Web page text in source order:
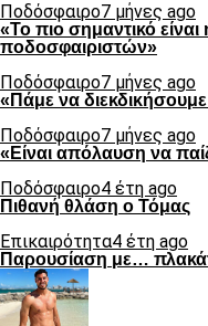
Ποδόσφαιρο7 μήνες ago
«Το πιο σημαντικό
ποδοσφαιριστών»
Ποδόσφαιρο7 μήνες ago
«Πάμε να
Ποδόσφαιρο7 μήνες ago
«Είναι απόλαυση να
Ποδόσφαιρο4 έτη ago
Πιθανή θλάση ο Τόμας
Επικαιρότητα4 έτη ago
Παρουσίαση με…